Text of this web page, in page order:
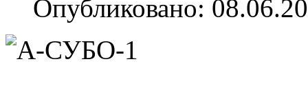
Опубликовано: